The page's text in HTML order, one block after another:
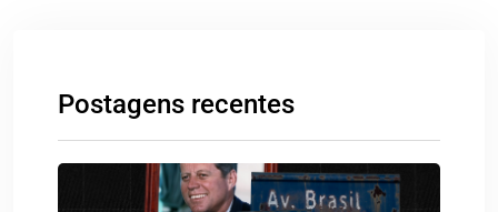
Postagens recentes